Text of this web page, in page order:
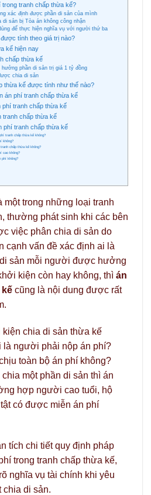
trong tranh chấp thừa kế?
xác định được phần di sản của mình
sản bị Tòa án không công nhận
để thực hiện nghĩa vụ với người thứ ba
tính theo giá trị nào?
kế hiện nay
chấp thừa kế
phần di sản trị giá 1 tỷ đồng
chia di sản
thừa kế được tính như thế nào?
án phí tranh chấp thừa kế
tranh chấp thừa kế
tranh chấp thừa kế
phí tranh chấp thừa kế
tranh chấp thừa kế không?
không?
chấp thừa kế không?
cao không?
phí không?
một trong những loại tranh
thường phát sinh khi các bên
việc phân chia di sản do
cạnh vấn đề xác định ai là
sản mỗi người được hưởng
kiện còn hay không, thì án
cũng là nội dung được rất
chia di sản thừa kế
là người phải nộp án phí?
toàn bộ án phí không?
một phần di sản thì án
hợp người cao tuổi, hộ
có được miễn án phí
tích chi tiết quy định pháp
trong tranh chấp thừa kế,
nghĩa vụ tài chính khi yêu
chia di sản.